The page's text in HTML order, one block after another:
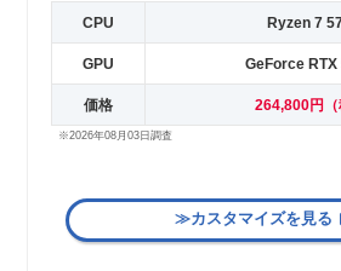
CPU Ryzen 7
GPU GeForce RTX
価格 264,800円（
※2026年08月03日調査
≫カスタマイズを見る